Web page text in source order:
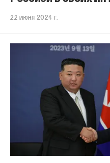
22 июня 2024 г.